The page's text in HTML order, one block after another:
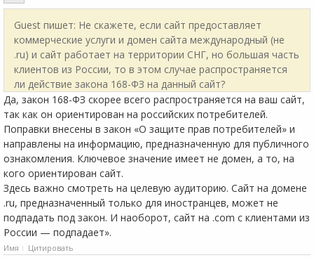
Guest пишет: Не скажете, если сайт предоставляет
коммерческие услуги и домен сайта международный (не
.ru) и сайт работает на территории СНГ, но большая часть
клиентов из России, то в этом случае распространяется
ли действие закона 168-ФЗ на данный сайт?
Да, закон 168-ФЗ скорее всего распространяется на ваш сайт,
так как он ориентирован на российских потребителей.
Поправки внесены в закон «О защите прав потребителей» и
направлены на информацию, предназначенную для публичного
ознакомления. Ключевое значение имеет не домен, а то, на
кого ориентирован сайт.
Здесь важно смотреть на целевую аудиторию. Сайт на домене
.ru, предназначенный только для иностранцев, может не
подпадать под закон. И наоборот, сайт на .com с клиентами из
России — подпадает».
Имя Цитировать